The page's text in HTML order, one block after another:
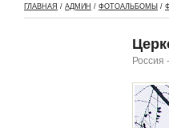
ГЛАВНАЯ / АДМИН / ФОТОАЛЬБОМЫ /
Россия -